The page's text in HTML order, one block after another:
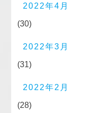
2022年4月
(30)
2022年3月
(31)
2022年2月
(28)